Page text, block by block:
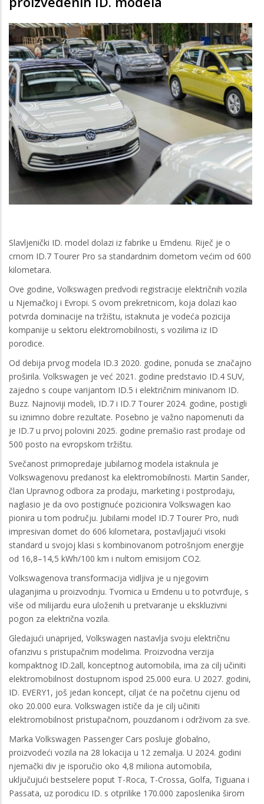
Slavljenički ID. model dolazi iz fabrike u Emdenu. Riječ je o
crnom ID.7 Tourer Pro sa standardnim dometom većim od 600
kilometara.
Ove godine, Volkswagen predvodi registracije električnih vozila
u Njemačkoj i Evropi. S ovom prekretnicom, koja dolazi kao
potvrda dominacije na tržištu, istaknuta je vodeća pozicija
kompanije u sektoru elektromobilnosti, s vozilima iz ID
porodice.
Od debija prvog modela ID.3 2020. godine, ponuda se značajno
proširila. Volkswagen je već 2021. godine predstavio ID.4 SUV,
zajedno s coupe varijantom ID.5 i električnim minivanom ID.
Buzz. Najnoviji modeli, ID.7 i ID.7 Tourer 2024. godine, postigli
su iznimno dobre rezultate. Posebno je važno napomenuti da
je ID.7 u prvoj polovini 2025. godine premašio rast prodaje od
500 posto na evropskom tržištu.
Svečanost primopredaje jubilarnog modela istaknula je
Volkswagenovu predanost ka elektromobilnosti. Martin Sander,
član Upravnog odbora za prodaju, marketing i postprodaju,
naglasio je da ovo postignuće pozicionira Volkswagen kao
pionira u tom području. Jubilarni model ID.7 Tourer Pro, nudi
impresivan domet do 606 kilometara, postavljajući visoki
standard u svojoj klasi s kombinovanom potrošnjom energije
od 16,8–14,5 kWh/100 km i nultom emisijom CO2.
Volkswagenova transformacija vidljiva je u njegovim
ulaganjima u proizvodnju. Tvornica u Emdenu u to potvrđuje, s
više od milijardu eura uloženih u pretvaranje u ekskluzivni
pogon za električna vozila.
Gledajući unaprijed, Volkswagen nastavlja svoju električnu
ofanzivu s pristupačnim modelima. Proizvodna verzija
kompaktnog ID.2all, konceptnog automobila, ima za cilj učiniti
elektromobilnost dostupnom ispod 25.000 eura. U 2027. godini,
ID. EVERY1, još jedan koncept, ciljat će na početnu cijenu od
oko 20.000 eura. Volkswagen ističe da je cilj učiniti
elektromobilnost pristupačnom, pouzdanom i održivom za sve.
Marka Volkswagen Passenger Cars posluje globalno,
proizvodeći vozila na 28 lokacija u 12 zemalja. U 2024. godini
njemački div je isporučio oko 4,8 miliona automobila,
uključujući bestselere poput T-Roca, T-Crossa, Golfa, Tiguana i
Passata, uz porodicu ID. s otprilike 170.000 zaposlenika širom